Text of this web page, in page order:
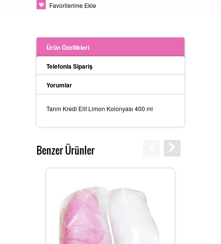
Favorilerime Ekle
Ürün Özellikleri
Telefonla Sipariş
Yorumlar
Tarım Kredi Elit Limon Kolonyası 400 ml
Benzer Ürünler